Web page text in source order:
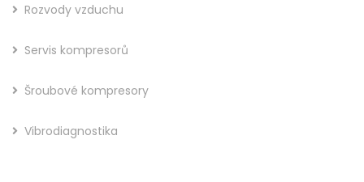
Rozvody vzduchu
Servis kompresorů
Šroubové kompresory
Vibrodiagnostika